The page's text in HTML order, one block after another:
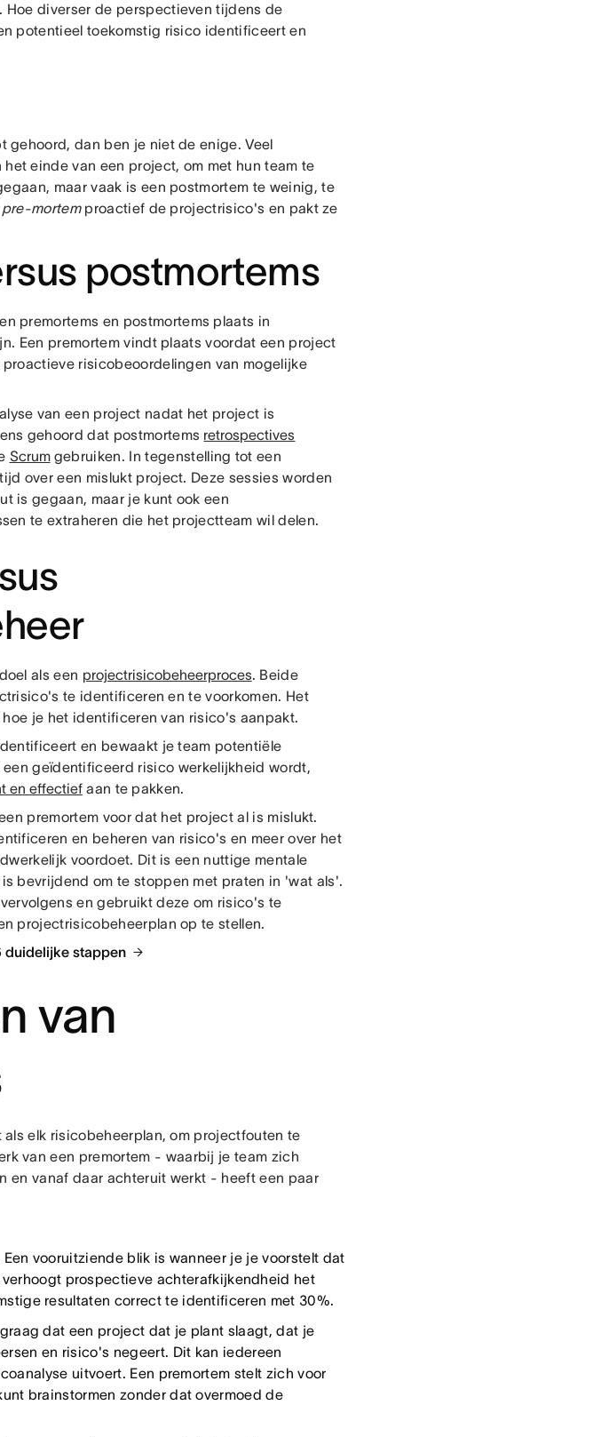
diverser de perspectieven tijdens de
potentieel toekomstig risico identificeert en
gehoord, dan ben je niet de enige. Veel
het einde van een project, om met hun team te
maar vaak is een postmortem te weinig, te
pre-mortemproactief de projectrisico's en pakt ze
postmortems
premortems en postmortems plaats in
Een premortem vindt plaats voordat een project
risicobeoordelingen van mogelijke
van een project nadat het project is
gehoord dat postmortems retrospectives
Scrumgebruiken. In tegenstelling tot een
over een mislukt project. Deze sessies worden
is gegaan, maar je kunt ook een
te extraheren die het projectteam wil delen.
als een projectrisicobeheerproces. Beide
te identificeren en te voorkomen. Het
je het identificeren van risico's aanpakt.
en bewaakt je team potentiële
een geïdentificeerd risico werkelijkheid wordt,
en effectiefaan te pakken.
premortem voor dat het project al is mislukt.
en beheren van risico's en meer over het
voordoet. Dit is een nuttige mentale
bevrijdend om te stoppen met praten in 'wat als'.
en gebruikt deze om risico's te
projectrisicobeheerplan op te stellen.
duidelijke stappen
van
elk risicobeheerplan, om projectfouten te
van een premortem - waarbij je team zich
en vanaf daar achteruit werkt - heeft een paar
Een vooruitziende blik is wanneer je je voorstelt dat
verhoogt prospectieve achterafkijkendheid het
resultaten correct te identificeren met 30%.
dat een project dat je plant slaagt, dat je
en risico's negeert. Dit kan iedereen
uitvoert. Een premortem stelt zich voor
brainstormen zonder dat overmoed de